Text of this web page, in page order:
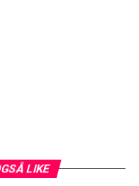
LIKE